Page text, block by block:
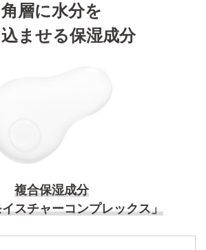
角層に水分を
ませる保湿成分
複合保湿成分
スチャーコンプレックス」